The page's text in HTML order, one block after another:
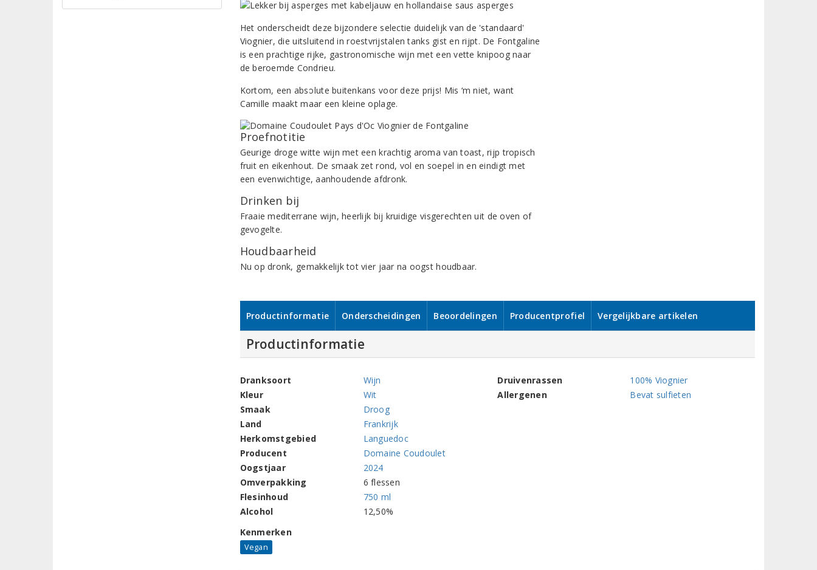
Het onderscheidt deze bijzondere selectie duidelijk van de 'standaard'
Viognier, die uitsluitend in roestvrijstalen tanks gist en rijpt. De Fontgaline
is een prachtige rijke, gastronomische wijn met een vette knipoog naar
de beroemde Condrieu.
Kortom, een absolute buitenkans voor deze prijs! Mis ‘m niet, want
Camille maakt maar een kleine oplage.
Proefnotitie
Geurige droge witte wijn met een krachtig aroma van toast, rijp tropisch
fruit en eikenhout. De smaak zet rond, vol en soepel in en eindigt met
een evenwichtige, aanhoudende afdronk.
Drinken bij
Fraaie mediterrane wijn, heerlijk bij kruidige visgerechten uit de oven of
gevogelte.
Houdbaarheid
Nu op dronk, gemakkelijk tot vier jaar na oogst houdbaar.
Productinformatie Onderscheidingen Beoordelingen Producentprofiel Vergelijkbare artikelen
Productinformatie
Dranksoort
Wijn
Kleur
Wit
Smaak
Droog
Land
Frankrijk
Herkomstgebied
Languedoc
Producent
Domaine Coudoulet
Oogstjaar
2024
Omverpakking
6 flessen
Flesinhoud
750 ml
Alcohol
12,50%
Druivenrassen
100% Viognier
Allergenen
Bevat sulfieten
Kenmerken
Vegan